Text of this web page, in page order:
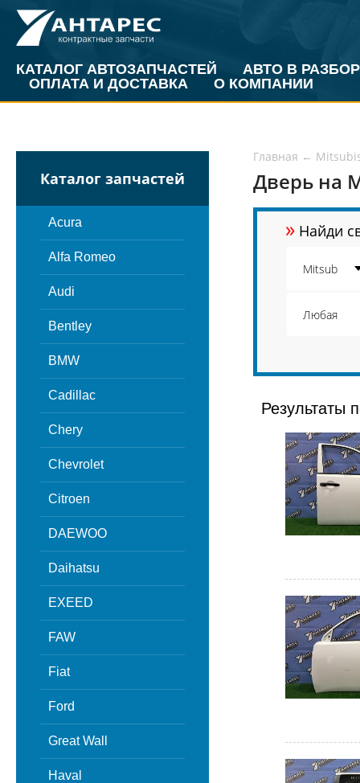
КАТАЛОГ АВТОЗАПЧАСТЕЙ
АВТО В РАЗБОР
ОПЛАТА И ДОСТАВКА
О КОМПАНИИ
Каталог запчастей
Acura
Alfa Romeo
Audi
Bentley
BMW
Cadillac
Chery
Chevrolet
Citroen
DAEWOO
Daihatsu
EXEED
FAW
Fiat
Ford
Great Wall
Haval
Главная ←
Дверь на
» Найди
Результаты